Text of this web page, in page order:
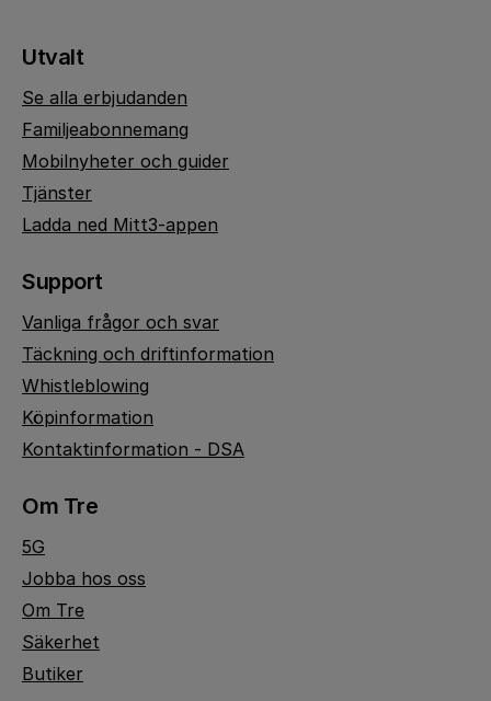
Utvalt
Se alla erbjudanden
Familjeabonnemang
Mobilnyheter och guider
Tjänster
Ladda ned Mitt3-appen
Support
Vanliga frågor och svar
Täckning och driftinformation
Whistleblowing
Köpinformation
Kontaktinformation - DSA
Om Tre
5G
Jobba hos oss
Om Tre
Säkerhet
Butiker